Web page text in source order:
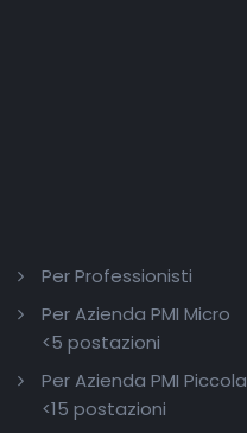
Per Professionisti
Per Azienda PMI Micro
<5 postazioni
Per Azienda PMI Piccola
<15 postazioni